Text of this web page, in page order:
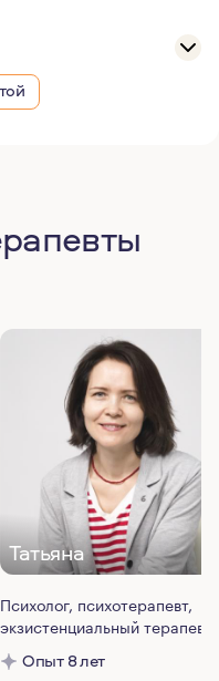
Татьяна
Психолог, психотерапевт,
экзистенциальный терапевт
Опыт 8 лет